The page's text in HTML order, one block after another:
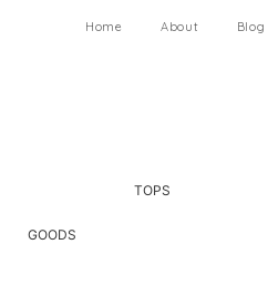
Home About Blog
TOPS
GOODS